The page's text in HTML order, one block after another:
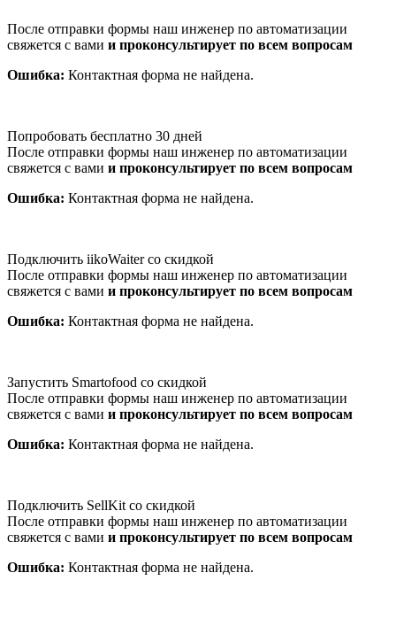
После отправки формы наш инженер по автоматизации
свяжется с вами и проконсультирует по всем вопросам
Ошибка: Контактная форма не найдена.
Попробовать бесплатно 30 дней
После отправки формы наш инженер по автоматизации
свяжется с вами и проконсультирует по всем вопросам
Ошибка: Контактная форма не найдена.
Подключить iikoWaiter со скидкой
После отправки формы наш инженер по автоматизации
свяжется с вами и проконсультирует по всем вопросам
Ошибка: Контактная форма не найдена.
Запустить Smartofood со скидкой
После отправки формы наш инженер по автоматизации
свяжется с вами и проконсультирует по всем вопросам
Ошибка: Контактная форма не найдена.
Подключить SellKit со скидкой
После отправки формы наш инженер по автоматизации
свяжется с вами и проконсультирует по всем вопросам
Ошибка: Контактная форма не найдена.